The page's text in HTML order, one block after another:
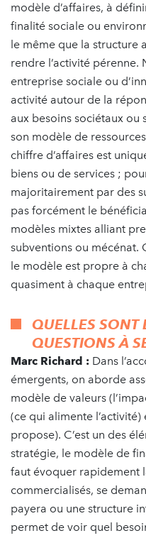
modèle d’affaires, à
finalité sociale ou
le même que la structure
rendre l’activité pérenne.
entreprise sociale ou
activité autour de la
aux besoins sociétaux
son modèle de
chiffre d’affaires est
biens ou de services ;
majoritairement par des
pas forcément le
modèles mixtes alliant
subventions ou mécénat.
le modèle est propre à
quasiment à chaque
QUELLES SONT
QUESTIONS À
Marc Richard : Dans
émergents, on aborde
modèle de valeurs
(ce qui alimente l’activité)
propose). C’est un des
stratégie, le modèle de
faut évoquer rapidement
commercialisés, se
payera ou une structure
permet de voir quel